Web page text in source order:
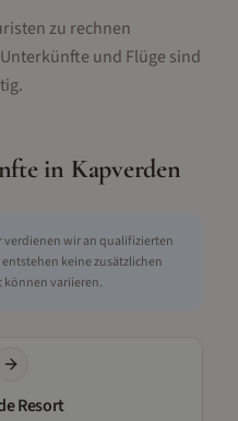
zu rechnen
und Flüge sind
in Kapverden
verdienen wir an qualifizierten
keine zusätzlichen
können variieren.
slide
Next slide
Resort